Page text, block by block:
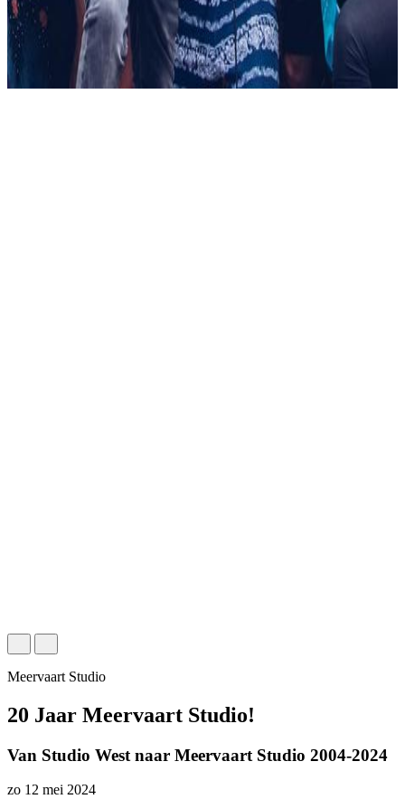
Meervaart Studio
20 Jaar Meervaart Studio!
Van Studio West naar Meervaart Studio 2004-2024
zo 12 mei 2024